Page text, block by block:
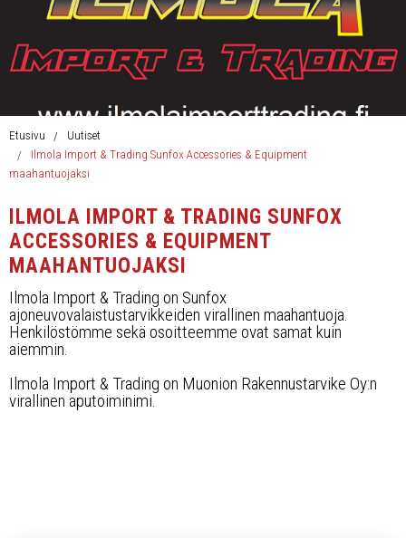
Uutiset
Työvalopaneelit
Kaukovalot
Muut
Jälleenmyyjät
Yhteystiedot
Ota yhteyttä
Etusivu
Uutiset
Ilmola Import & Trading Sunfox Accessories & Equipment
maahantuojaksi
ILMOLA IMPORT & TRADING SUNFOX
ACCESSORIES & EQUIPMENT
MAAHANTUOJAKSI
Ilmola Import & Trading on Sunfox
ajoneuvovalaistustarvikkeiden virallinen maahantuoja.
Henkilöstömme sekä osoitteemme ovat samat kuin
aiemmin.
Ilmola Import & Trading on Muonion Rakennustarvike Oy:n
virallinen aputoiminimi.